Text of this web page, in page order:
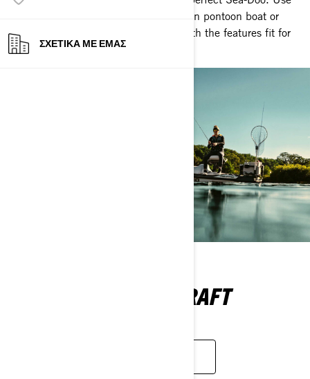
ΣΧΕΤΙΚΆ ΜΕ ΕΜΆΣ
our customization tool to build your own pontoon boat or
personal watercraft and configure it with the features fit for
your idea of the Sea-Doo Life!
PERSONAL WATERCRAFT